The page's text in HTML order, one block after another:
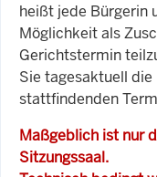
heißt jede Bürgerin
Möglichkeit als
Gerichtstermin
Sie tagesaktuell
stattfindenden
Maßgeblich ist nur
Sitzungssaal.